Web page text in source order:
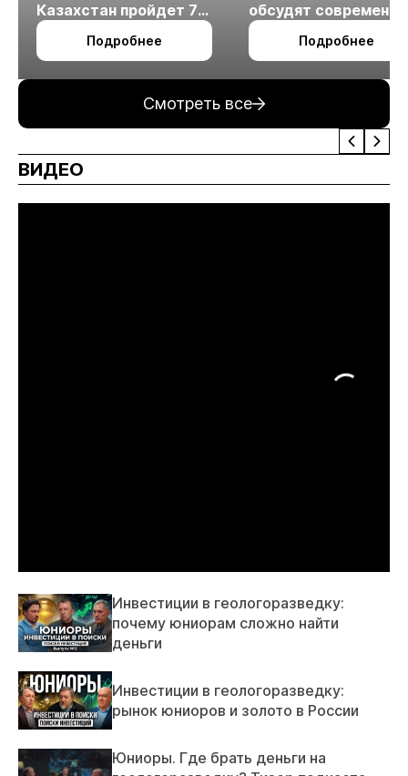
Казахстан пройдет 7
октября в Алматы
Подробнее
обсудят
технологии
измельчения
Подробнее
Смотреть все
ВИДЕО
Инвестиции в геологоразведку:
почему юниорам сложно найти
деньги
Инвестиции в геологоразведку:
рынок юниоров и золото в России
Юниоры. Где брать деньги на